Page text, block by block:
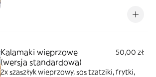
Kalamaki wieprzowe
(wersja standardowa)
50,00 zł
2x szaszłyk wieprzowy, sos tzatziki, frytki,